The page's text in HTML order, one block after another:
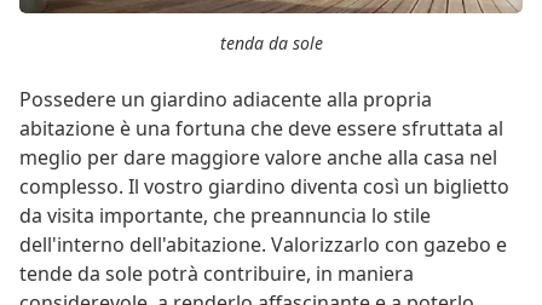
tenda da sole
Possedere un giardino adiacente alla propria
abitazione è una fortuna che deve essere sfruttata al
meglio per dare maggiore valore anche alla casa nel
complesso. Il vostro giardino diventa così un biglietto
da visita importante, che preannuncia lo stile
dell'interno dell'abitazione. Valorizzarlo con gazebo e
tende da sole potrà contribuire, in maniera